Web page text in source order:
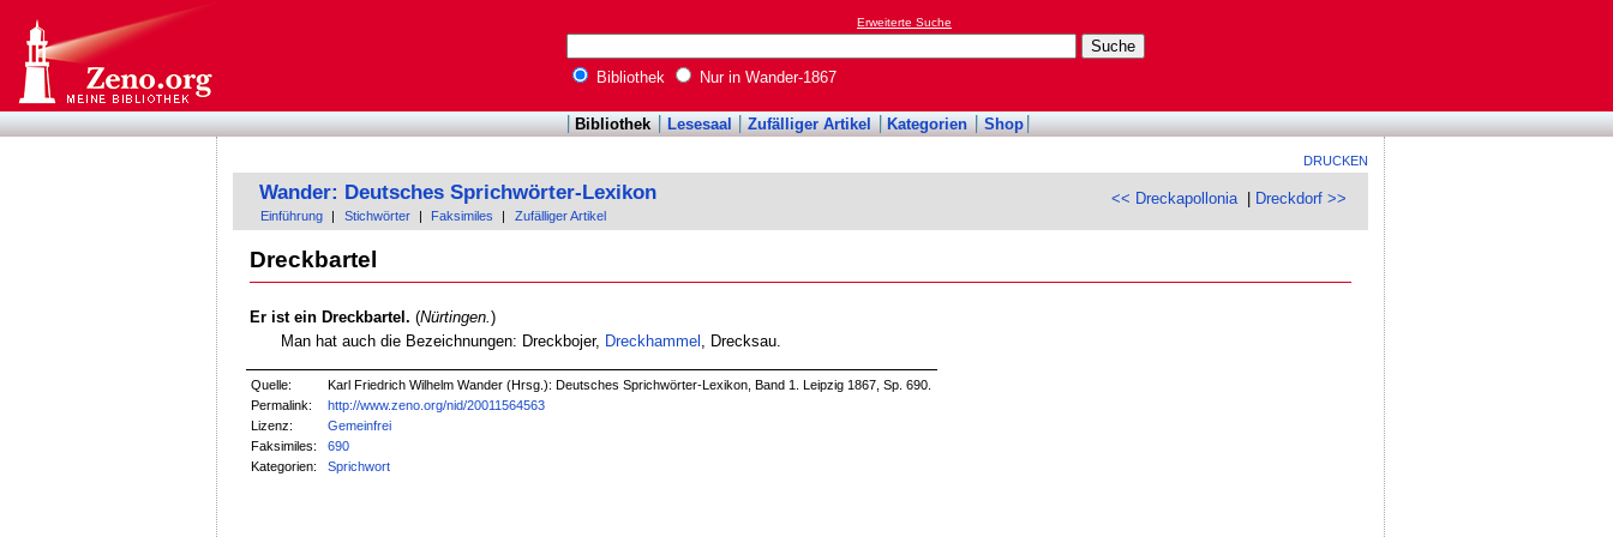
Erweiterte Suche
Bibliothek Nur in Wander-1867
Bibliothek Lesesaal Zufälliger Artikel Kategorien Shop
DRUCKEN
<< Dreckapollonia| Dreckdorf >>
Wander: Deutsches Sprichwörter-Lexikon
Einführung Stichwörter Faksimiles Zufälliger Artikel
Dreckbartel
Er ist ein Dreckbartel. (Nürtingen. )
Man hat auch die Bezeichnungen: Dreckbojer, Dreckhammel , Drecksau.
Quelle:
Karl Friedrich Wilhelm Wander (Hrsg.): Deutsches Sprichwörter-Lexikon, Band 1. Leipzig 1867, Sp. 690.
Permalink:
http://www.zeno.org/nid/20011564563
Lizenz:
Gemeinfrei
Faksimiles:
690
Kategorien:
Sprichwort